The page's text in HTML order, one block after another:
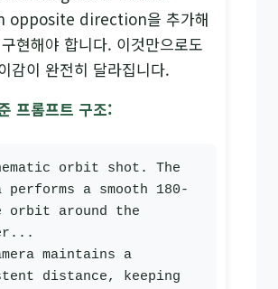
opposite direction을 추가해
현해야 합니다. 이것만으로도
감이 완전히 달라집니다.
프롬프트 구조:
orbit shot. The
performs a smooth 180-
orbit around the
maintains a
distance, keeping